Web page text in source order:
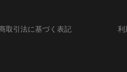
取引法に基づく表記 利